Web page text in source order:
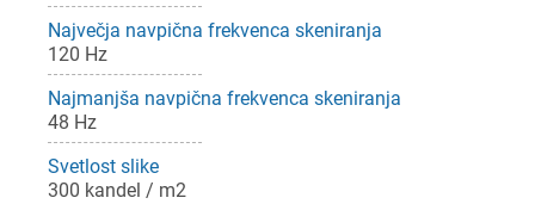
Največja navpična frekvenca skeniranja
120 Hz
Najmanjša navpična frekvenca skeniranja
48 Hz
Svetlost slike
300 kandel / m2